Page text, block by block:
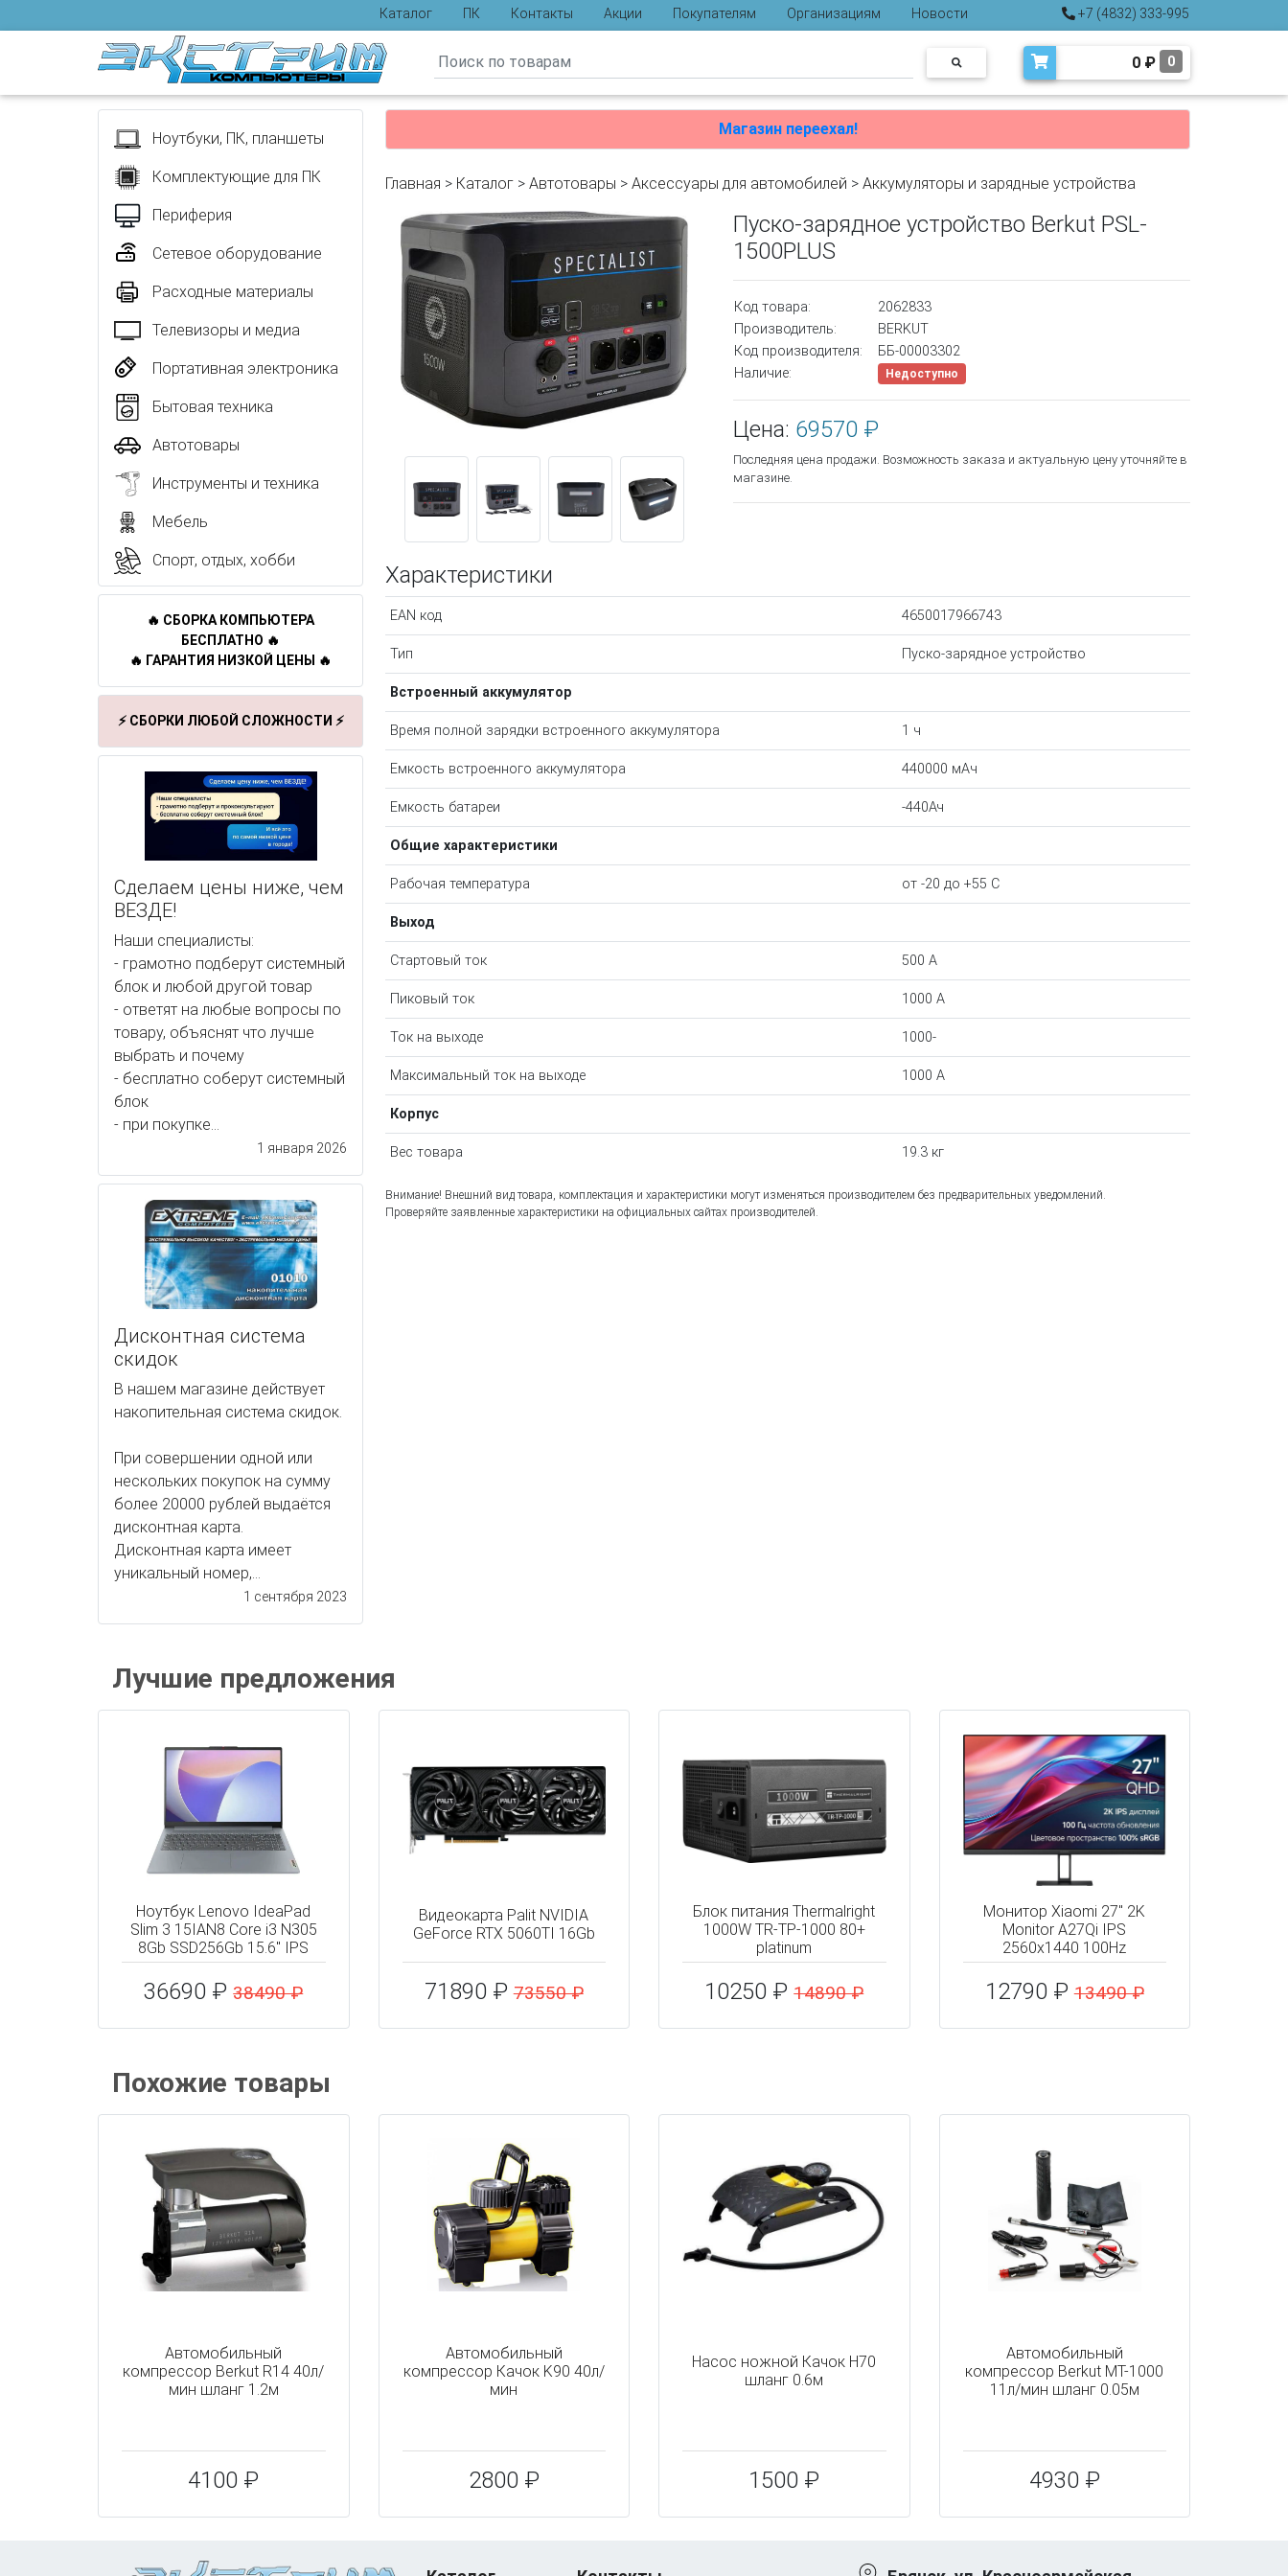
Каталог ПК Контакты Акции Покупателям Организациям
Новости
Отзывы
+7 (4832) 333-995
0 ₽ 0
Ноутбуки, ПК, планшеты
Комплектующие для ПК
Периферия
Сетевое оборудование
Расходные материалы
Телевизоры и медиа
Портативная электроника
Бытовая техника
Автотовары
Инструменты и техника
Мебель
Спорт, отдых, хобби
🔥 СБОРКА КОМПЬЮТЕРА
БЕСПЛАТНО 🔥
🔥 ГАРАНТИЯ НИЗКОЙ ЦЕНЫ 🔥
⚡ СБОРКИ ЛЮБОЙ СЛОЖНОСТИ ⚡
Сделаем цены ниже, чем
ВЕЗДЕ!
Наши специалисты:
- грамотно подберут системный
блок и любой другой товар
- ответят на любые вопросы по
товару, объяснят что лучше
выбрать и почему
- бесплатно соберут системный
блок
- при покупке...
1 января 2026
Дисконтная система
скидок
В нашем магазине действует
накопительная система скидок.
При совершении одной или
нескольких покупок на сумму
более 20000 рублей выдаётся
дисконтная карта.
Дисконтная карта имеет
уникальный номер,...
1 сентября 2023
Магазин переехал!
Главная > Каталог > Автотовары > Аксессуары для автомобилей > Аккумуляторы и зарядные устройства
Пуско-зарядное устройство Berkut PSL-
1500PLUS
Код товара:
2062833
Производитель:
BERKUT
Код производителя:
ББ-00003302
Наличие:
Недоступно
Цена: 69570 ₽
Последняя цена продажи. Возможность заказа и актуальную цену уточняйте в
магазине.
Характеристики
EAN код 4650017966743
Тип Пуско-зарядное устройство
Встроенный аккумулятор
Время полной зарядки встроенного аккумулятора 1 ч
Емкость встроенного аккумулятора 440000 мAч
Емкость батареи -440Ач
Общие характеристики
Рабочая температура от -20 до +55 С
Выход
Стартовый ток 500 A
Пиковый ток 1000 A
Ток на выходе 1000-
Максимальный ток на выходе 1000 A
Корпус
Вес товара 19.3 кг
Внимание! Внешний вид товара, комплектация и характеристики могут изменяться производителем без предварительных уведомлений.
Проверяйте заявленные характеристики на официальных сайтах производителей.
Лучшие предложения
Ноутбук Lenovo IdeaPad
Slim 3 15IAN8 Core i3 N305
8Gb SSD256Gb 15.6" IPS
36690 ₽38490 ₽
Видеокарта Palit NVIDIA
GeForce RTX 5060TI 16Gb
71890 ₽73550 ₽
Блок питания Thermalright
1000W TR-TP-1000 80+
platinum
10250 ₽14890 ₽
Монитор Xiaomi 27" 2K
Monitor A27Qi IPS
2560x1440 100Hz
12790 ₽13490 ₽
Похожие товары
Автомобильный
компрессор Berkut R14 40л/
мин шланг 1.2м
4100 ₽
Автомобильный
компрессор Качок K90 40л/
мин
2800 ₽
Насос ножной Качок Н70
шланг 0.6м
1500 ₽
Автомобильный
компрессор Berkut MT-1000
11л/мин шланг 0.05м
4930 ₽